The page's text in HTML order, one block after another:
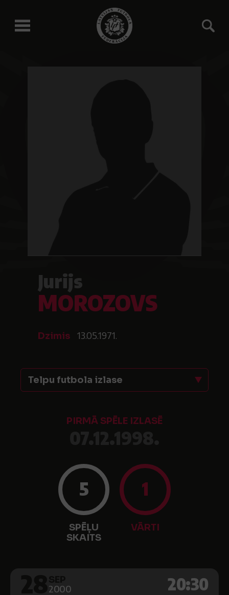
Jurijs
MOROZOVS
Dzimis 13.05.1971.
Telpu futbola izlase
PIRMĀ SPĒLE IZLASĒ
5
SPĒĻU
SKAITS
1
VĀRTI
2000 20:30